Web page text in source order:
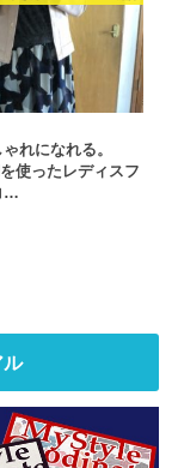
れになれる。
使ったレディスフ
…